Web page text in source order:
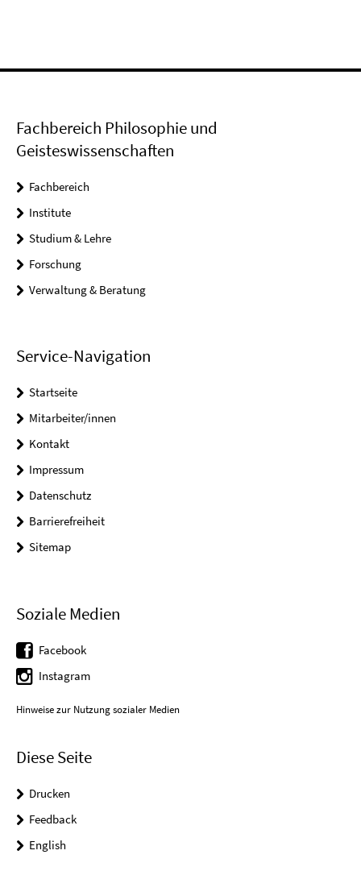
Fachbereich Philosophie und
Geisteswissenschaften
Fachbereich
Institute
Studium & Lehre
Forschung
Verwaltung & Beratung
Service-Navigation
Startseite
Mitarbeiter/innen
Kontakt
Impressum
Datenschutz
Barrierefreiheit
Sitemap
Soziale Medien
Facebook
Instagram
Hinweise zur Nutzung sozialer Medien
Diese Seite
Drucken
Feedback
English